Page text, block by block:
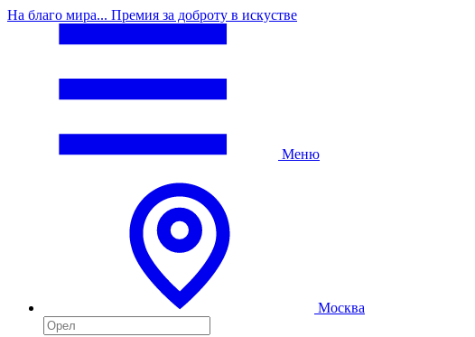
На благо мира... Премия за доброту в искустве
Меню
Москва